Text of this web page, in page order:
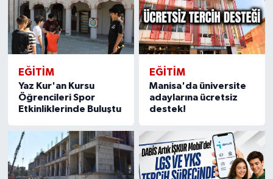
EĞİTİM
Yaz Kur'an Kursu
Öğrencileri Spor
Etkinliklerinde Buluştu
EĞİTİM
Manisa'da üniversite
adaylarına ücretsiz
destek!
Video